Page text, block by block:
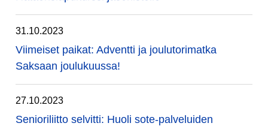
31.10.2023
Viimeiset paikat: Adventti ja joulutorimatka
Saksaan joulukuussa!
27.10.2023
Senioriliitto selvitti: Huoli sote-palveluiden